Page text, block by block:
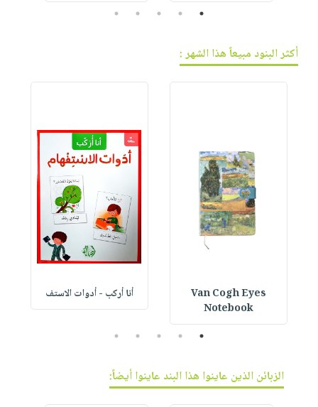
1
2
3
4
5
أكثر البنود مبيعاً هذا الشهر :
Van Cogh Eyes
Notebook
أنا أركب - أدوات الاستف
1
2
3
4
5
الزبائن الذين عاينوا هذا البند عاينوا أيضاً: